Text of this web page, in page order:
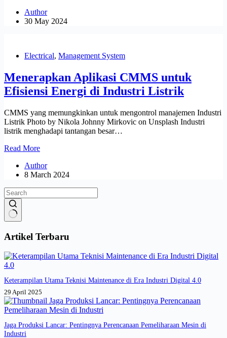
CMMS
dan
Author
30 May 2024
Electrical, Management System
Menerapkan Aplikasi CMMS untuk
Efisiensi Energi di Industri Listrik
CMMS yang memungkinkan untuk mengontrol manajemen Industri
Listrik Photo by Nikola Johnny Mirkovic on Unsplash Industri
listrik menghadapi tantangan besar…
Read MoreMenerapkan
CMMS
untuk
Author
8 March 2024
results
Artikel Terbaru
Keterampilan Utama Teknisi Maintenance di Era Industri Digital 4.0
29 April 2025
Jaga Produksi Lancar: Pentingnya Perencanaan Pemeliharaan Mesin di
Industri